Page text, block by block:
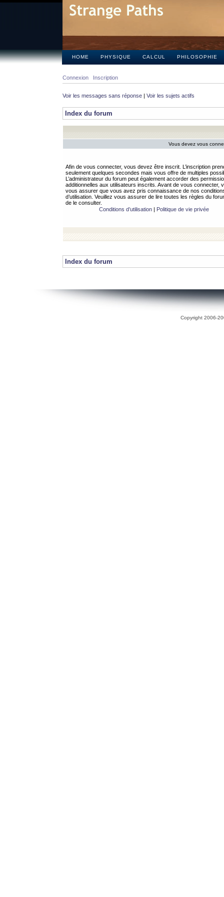
HOME PHYSIQUE CALCUL PHILOSOPHIE
Connexion Inscription
Voir les messages sans réponse | Voir les sujets actifs
Index du forum
Vous devez vous
Afin de vous connecter, vous devez être inscrit. L’inscription
seulement quelques secondes mais vous offre de multiples
L’administrateur du forum peut également accorder des
additionnelles aux utilisateurs inscrits. Avant de vous connecter,
vous assurer que vous avez pris connaissance de nos
d’utilisation. Veuillez vous assurer de lire toutes les règles du
de le consulter.
Conditions d’utilisation| Politique de vie privée
Index du forum
Copyright 2006-